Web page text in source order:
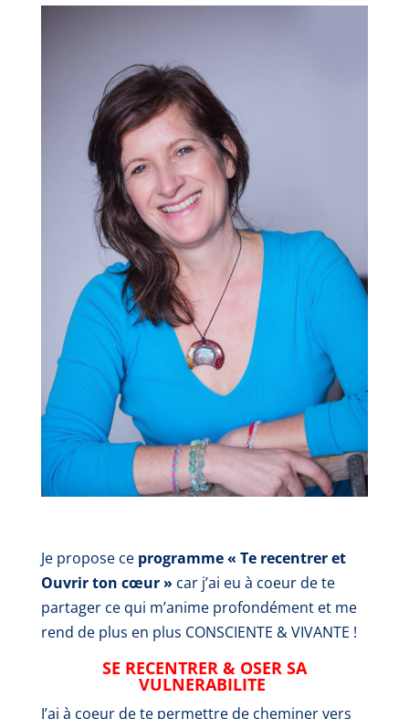
Je propose ce programme « Te recentrer et
Ouvrir ton cœur » car j’ai eu à coeur de te
partager ce qui m’anime profondément et me
rend de plus en plus CONSCIENTE & VIVANTE !
SE RECENTRER & OSER SA
VULNERABILITE
J’ai à coeur de te permettre de cheminer vers